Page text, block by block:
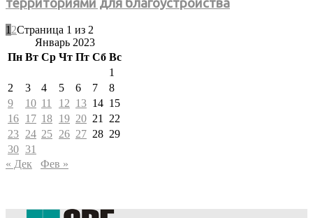
1 2Страница 1 из 2
Январь 2023
Пн Вт Ср Чт Пт Сб Вс
1
2
3 4 5 6 7
8
9
10 11 12 13 14 15
16 17 18 19 20 21
22
23 24 25 26 27 28 29
30 31
« Дек
Фев »